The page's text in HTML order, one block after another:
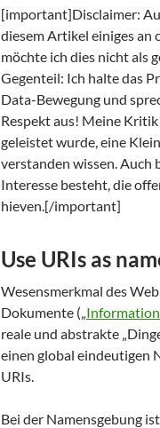
[important]Disclaimer:
diesem Artikel einiges an
möchte ich dies nicht als
Gegenteil: Ich halte das
Data-Bewegung und
Respekt aus! Meine
geleistet wurde, eine
verstanden wissen. Auch
Interesse besteht, die
hieven.[/important]
Use URIs as
Wesensmerkmal des
Dokumente („
reale und abstrakte
einen global eindeutigen
URIs.
Bei der Namensgebung